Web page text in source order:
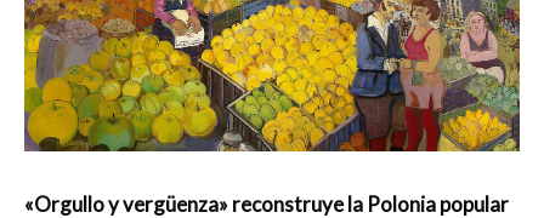
«Orgullo y vergüenza» reconstruye la Polonia popular